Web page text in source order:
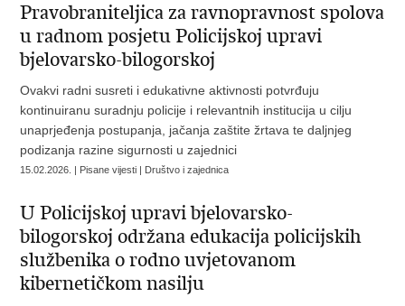
Pravobraniteljica za ravnopravnost spolova
u radnom posjetu Policijskoj upravi
bjelovarsko-bilogorskoj
Ovakvi radni susreti i edukativne aktivnosti potvrđuju
kontinuiranu suradnju policije i relevantnih institucija u cilju
unaprjeđenja postupanja, jačanja zaštite žrtava te daljnjeg
podizanja razine sigurnosti u zajednici
15.02.2026. | Pisane vijesti | Društvo i zajednica
U Policijskoj upravi bjelovarsko-
bilogorskoj održana edukacija policijskih
službenika o rodno uvjetovanom
kibernetičkom nasilju